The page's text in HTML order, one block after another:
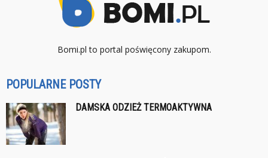
Bomi.pl to portal poświęcony zakupom.
POPULARNE POSTY
DAMSKA ODZIEŻ TERMOAKTYWNA